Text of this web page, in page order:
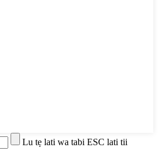
Lu tẹ lati wa tabi ESC lati tii